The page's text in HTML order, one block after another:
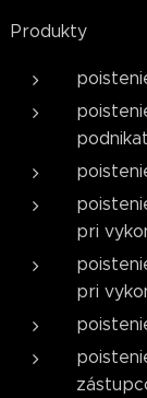
Produkty
pri
pri